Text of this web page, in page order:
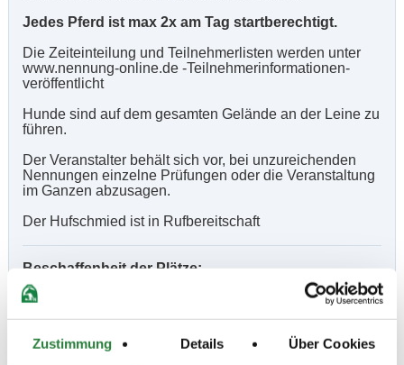
Zustimmung Details Über Cookies
Jedes Pferd ist max 2x am Tag startberechtigt.
Die Zeiteinteilung und Teilnehmerlisten werden unter
www.nennung-online.de -Teilnehmerinformationen-
veröffentlicht
Hunde sind auf dem gesamten Gelände an der Leine zu
führen.
Der Veranstalter behält sich vor, bei unzureichenden
Nennungen einzelne Prüfungen oder die Veranstaltung
im Ganzen abzusagen.
Der Hufschmied ist in Rufbereitschaft
Beschaffenheit der Plätze:
Dressur: 20 x 40 m Sand
Springen: 80 x 70 m Sand